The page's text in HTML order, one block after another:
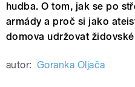
hudba. O tom, jak se po
armády a proč si jako
domova udržovat židovské
autor: Goranka Oljača